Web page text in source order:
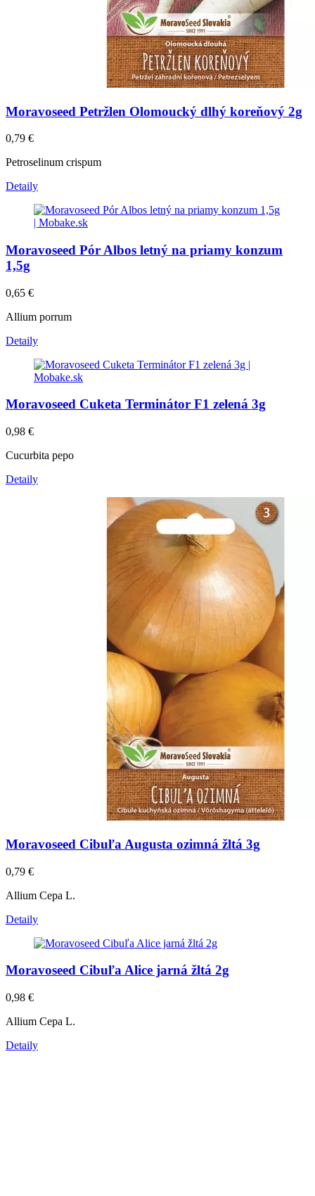
Moravoseed Petržlen Olomoucký dlhý koreňový 2g
0,79 €
Petroselinum crispum
Detaily
Moravoseed Pór Albos letný na priamy konzum
1,5g
0,65 €
Allium porrum
Detaily
Moravoseed Cuketa Terminátor F1 zelená 3g
0,98 €
Cucurbita pepo
Detaily
Moravoseed Cibuľa Augusta ozimná žltá 3g
0,79 €
Allium Cepa L.
Detaily
Moravoseed Cibuľa Alice jarná žltá 2g
0,98 €
Allium Cepa L.
Detaily